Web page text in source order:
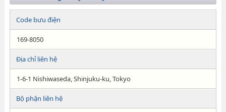
Code bưu điện
169-8050
Địa chỉ liên hệ
1-6-1 Nishiwaseda, Shinjuku-ku, Tokyo
Bộ phận liên hệ